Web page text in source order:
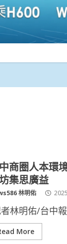
商圈人本環
集思廣益
林明佑
林明佑/台中
More